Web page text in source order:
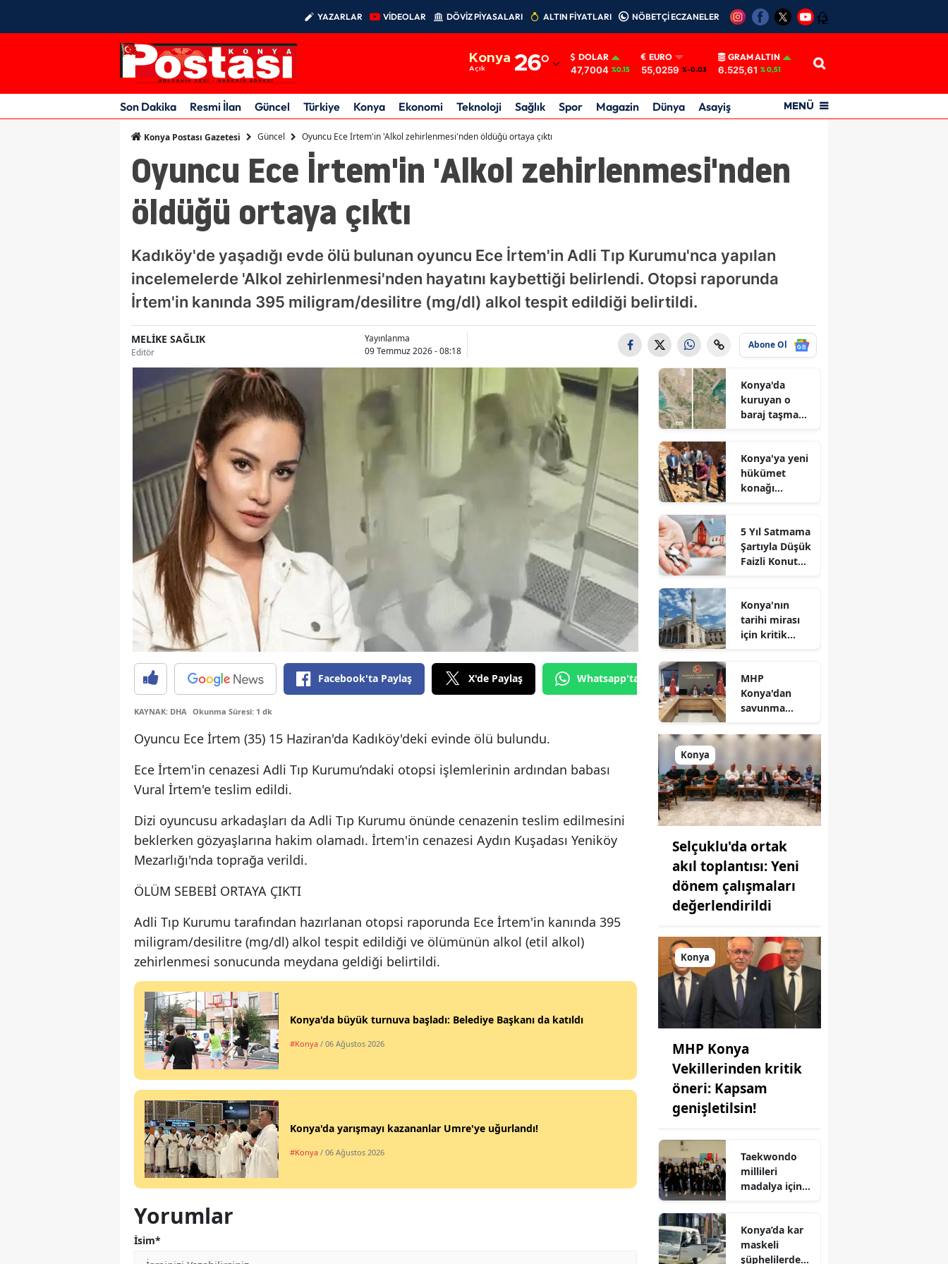
YAZARLAR VİDEOLAR DÖVİZ PİYASALARI ALTIN FİYATLARI NÖBETÇİ ECZANELER 12
Konya
Açık 26°
Adıyaman
Afyonkarahisar
Amasya
Ankara
Artvin
Aydın
Balıkesir
Burdur
Çanakkale
Diyarbakır
Edirne
Elazığ
Erzurum
Eskişehir
Giresun
Gümüşhane
Isparta
İzmir
Kastamonu
DOLAR
47,7004 %0.15
EURO
55,0259 %-0.03
GRAM ALTIN
6.525,61 % 0,51
Son Dakika Resmi İlan Güncel Türkiye Konya Ekonomi Teknoloji Sağlık Spor Magazin Dünya Asayiş MENÜ
Konya Postası Gazetesi Güncel Oyuncu Ece İrtem'in 'Alkol zehirlenmesi'nden öldüğü ortaya çıktı
Oyuncu Ece İrtem'in 'Alkol zehirlenmesi'nden
öldüğü ortaya çıktı
Kadıköy'de yaşadığı evde ölü bulunan oyuncu Ece İrtem'in Adli Tıp Kurumu'nca yapılan
incelemelerde 'Alkol zehirlenmesi'nden hayatını kaybettiği belirlendi. Otopsi raporunda
İrtem'in kanında 395 miligram/desilitre (mg/dl) alkol tespit edildiği belirtildi.
MELİKE SAĞLIK
Editör
Yayınlanma
09 Temmuz 2026 - 08:18
Abone Ol
Facebook'ta Paylaş X'de Paylaş Whatsapp'tan Gönder
KAYNAK: DHA Okunma Süresi: 1 dk
Oyuncu Ece İrtem (35) 15 Haziran'da Kadıköy'deki evinde ölü bulundu.
Ece İrtem'in cenazesi Adli Tıp Kurumu’ndaki otopsi işlemlerinin ardından babası
Vural İrtem'e teslim edildi.
Dizi oyuncusu arkadaşları da Adli Tıp Kurumu önünde cenazenin teslim edilmesini
beklerken gözyaşlarına hakim olamadı. İrtem'in cenazesi Aydın Kuşadası Yeniköy
Mezarlığı'nda toprağa verildi.
ÖLÜM SEBEBİ ORTAYA ÇIKTI
Adli Tıp Kurumu tarafından hazırlanan otopsi raporunda Ece İrtem'in kanında 395
miligram/desilitre (mg/dl) alkol tespit edildiği ve ölümünün alkol (etil alkol)
zehirlenmesi sonucunda meydana geldiği belirtildi.
Konya'da büyük turnuva başladı: Belediye Başkanı da katıldı
#Konya / 06 Ağustos 2026
Konya'da yarışmayı kazananlar Umre'ye uğurlandı!
#Konya / 06 Ağustos 2026
Yorumlar
İsim*
Konya'da
kuruyan o
baraj taşma
Konya'ya yeni
hükümet
konağı
5 Yıl Satmama
Şartıyla Düşük
Faizli Konut
Konya'nın
tarihi mirası
için kritik
açıklandı
MHP
Konya'dan
savunma
yeni hamle: İlk
yapıldı!
Konya
Selçuklu'da ortak
akıl toplantısı: Yeni
dönem çalışmaları
değerlendirildi
Konya
MHP Konya
Vekillerinden kritik
öneri: Kapsam
genişletilsin!
Taekwondo
millileri
madalya için
Konya’da kar
maskeli
şüphelilerden